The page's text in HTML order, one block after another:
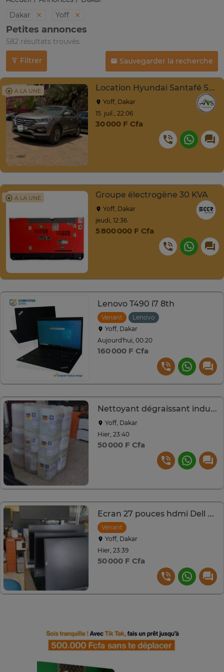
Dakar
Yoff
Petites annonces
582 résultats trouvés
Filtrer Sauvegarder la recherche
A LA UNE Location Hyundai Santafé Sport
Yoff, Dakar
15. juil., 22:06
30 000 F Cfa
A LA UNE Groupe électrogène 30 KVA
Yoff, Dakar
jeudi, 12:36
5 800 000 F Cfa
Lenovo T490 i7 8th
Venant
Lenovo
Yoff, Dakar
Aujourd'hui, 00:20
160 000 F Cfa
Nettoyant dégraissant industriel guardian ipco 400 et 415
Yoff, Dakar
Hier, 23:40
50 000 F Cfa
Ecran 27 pouces hdmi Dell et Lg
Venant
Yoff, Dakar
Hier, 23:39
50 000 F Cfa